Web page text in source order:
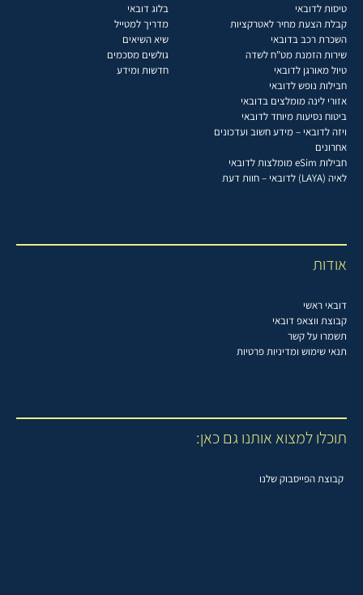
טיסות לדובאי
קבלת הצעת מחיר לאטרקציות
השכרת רכב בדובאי
שירות הזמנת מט"ח לשדה
טיול מאורגן לדובאי
חבילות נופש לדובאי
אזורי לינה מומלצים בדובאי
ביטוח נסיעות מיוחד לדובאי
ויזה לדובאי – מידע חשוב ועדכונים
אחרונים
חבילות eSim מומלצות לדובאי
לאיה (LAYA) לדובאי – חוות דעת
בלוג דובאי
מדריך למטייל
שיא השיאים
גולשים מסכמים
חדשות ומידע
אודות
דובאי ראשי
קבוצת ווצאפ דובאי
תשמרו על קשר
תנאי שימוש ומדיניות פרטיות
תוכלו למצוא אותנו גם כאן:
קבוצת הפייסבוק שלנו